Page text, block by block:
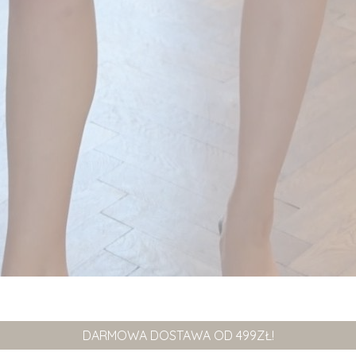
DARMOWA DOSTAWA OD 499ZŁ!